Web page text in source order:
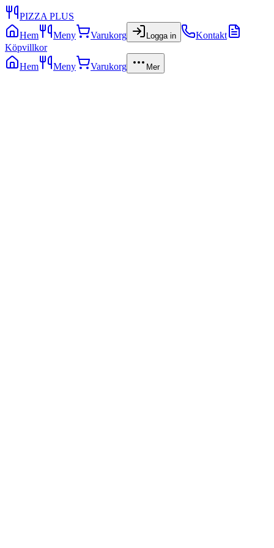
PIZZA PLUS
Hem
Meny Varukorg Logga in
Kontakt
Köpvillkor
Hem
Meny Varukorg Mer